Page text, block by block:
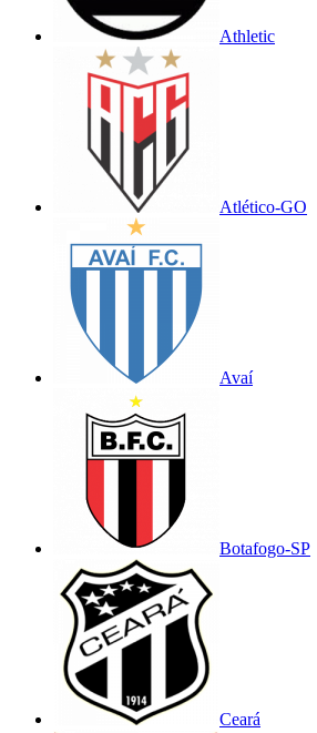
Athletic
Atlético-GO
Avaí
Botafogo-SP
Ceará